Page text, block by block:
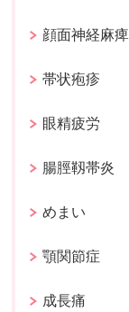
顔面神経麻痺
帯状疱疹
眼精疲労
腸脛靱帯炎
めまい
顎関節症
成長痛